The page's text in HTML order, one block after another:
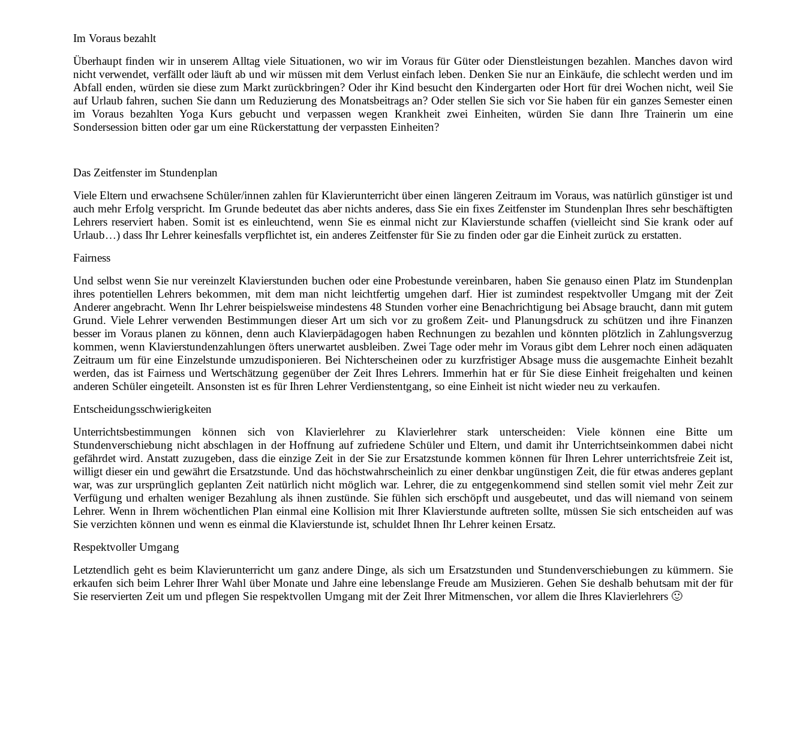
Im Voraus bezahlt
Überhaupt finden wir in unserem Alltag viele Situationen, wo wir im Voraus für Güter oder Dienstleistungen bezahlen. Manches davon wird
nicht verwendet, verfällt oder läuft ab und wir müssen mit dem Verlust einfach leben. Denken Sie nur an Einkäufe, die schlecht werden und im
Abfall enden, würden sie diese zum Markt zurückbringen? Oder ihr Kind besucht den Kindergarten oder Hort für drei Wochen nicht, weil Sie
auf Urlaub fahren, suchen Sie dann um Reduzierung des Monatsbeitrags an? Oder stellen Sie sich vor Sie haben für ein ganzes Semester einen
im Voraus bezahlten Yoga Kurs gebucht und verpassen wegen Krankheit zwei Einheiten, würden Sie dann Ihre Trainerin um eine
Sondersession bitten oder gar um eine Rückerstattung der verpassten Einheiten?
Das Zeitfenster im Stundenplan
Viele Eltern und erwachsene Schüler/innen zahlen für Klavierunterricht über einen längeren Zeitraum im Voraus, was natürlich günstiger ist und
auch mehr Erfolg verspricht. Im Grunde bedeutet das aber nichts anderes, dass Sie ein fixes Zeitfenster im Stundenplan Ihres sehr beschäftigten
Lehrers reserviert haben. Somit ist es einleuchtend, wenn Sie es einmal nicht zur Klavierstunde schaffen (vielleicht sind Sie krank oder auf
Urlaub…) dass Ihr Lehrer keinesfalls verpflichtet ist, ein anderes Zeitfenster für Sie zu finden oder gar die Einheit zurück zu erstatten.
Fairness
Und selbst wenn Sie nur vereinzelt Klavierstunden buchen oder eine Probestunde vereinbaren, haben Sie genauso einen Platz im Stundenplan
ihres potentiellen Lehrers bekommen, mit dem man nicht leichtfertig umgehen darf. Hier ist zumindest respektvoller Umgang mit der Zeit
Anderer angebracht. Wenn Ihr Lehrer beispielsweise mindestens 48 Stunden vorher eine Benachrichtigung bei Absage braucht, dann mit gutem
Grund. Viele Lehrer verwenden Bestimmungen dieser Art um sich vor zu großem Zeit- und Planungsdruck zu schützen und ihre Finanzen
besser im Voraus planen zu können, denn auch Klavierpädagogen haben Rechnungen zu bezahlen und könnten plötzlich in Zahlungsverzug
kommen, wenn Klavierstundenzahlungen öfters unerwartet ausbleiben. Zwei Tage oder mehr im Voraus gibt dem Lehrer noch einen adäquaten
Zeitraum um für eine Einzelstunde umzudisponieren. Bei Nichterscheinen oder zu kurzfristiger Absage muss die ausgemachte Einheit bezahlt
werden, das ist Fairness und Wertschätzung gegenüber der Zeit Ihres Lehrers. Immerhin hat er für Sie diese Einheit freigehalten und keinen
anderen Schüler eingeteilt. Ansonsten ist es für Ihren Lehrer Verdienstentgang, so eine Einheit ist nicht wieder neu zu verkaufen.
Entscheidungsschwierigkeiten
Unterrichtsbestimmungen können sich von Klavierlehrer zu Klavierlehrer stark unterscheiden: Viele können eine Bitte um
Stundenverschiebung nicht abschlagen in der Hoffnung auf zufriedene Schüler und Eltern, und damit ihr Unterrichtseinkommen dabei nicht
gefährdet wird. Anstatt zuzugeben, dass die einzige Zeit in der Sie zur Ersatzstunde kommen können für Ihren Lehrer unterrichtsfreie Zeit ist,
willigt dieser ein und gewährt die Ersatzstunde. Und das höchstwahrscheinlich zu einer denkbar ungünstigen Zeit, die für etwas anderes geplant
war, was zur ursprünglich geplanten Zeit natürlich nicht möglich war. Lehrer, die zu entgegenkommend sind stellen somit viel mehr Zeit zur
Verfügung und erhalten weniger Bezahlung als ihnen zustünde. Sie fühlen sich erschöpft und ausgebeutet, und das will niemand von seinem
Lehrer. Wenn in Ihrem wöchentlichen Plan einmal eine Kollision mit Ihrer Klavierstunde auftreten sollte, müssen Sie sich entscheiden auf was
Sie verzichten können und wenn es einmal die Klavierstunde ist, schuldet Ihnen Ihr Lehrer keinen Ersatz.
Respektvoller Umgang
Letztendlich geht es beim Klavierunterricht um ganz andere Dinge, als sich um Ersatzstunden und Stundenverschiebungen zu kümmern. Sie
erkaufen sich beim Lehrer Ihrer Wahl über Monate und Jahre eine lebenslange Freude am Musizieren. Gehen Sie deshalb behutsam mit der für
Sie reservierten Zeit um und pflegen Sie respektvollen Umgang mit der Zeit Ihrer Mitmenschen, vor allem die Ihres Klavierlehrers 🙂